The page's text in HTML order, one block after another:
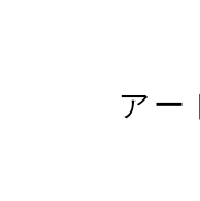
アー